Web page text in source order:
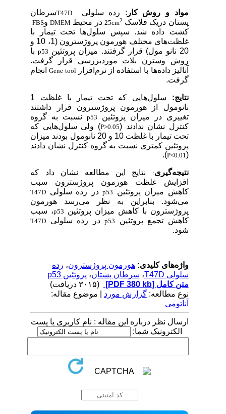
مواد و روش کار: رده سلولیT47Dسرطان
پستان دریک فلاسک 25cm 2 در محیطDMEMو FBS
کشت داده شد. سپس سلول‌ها تحت تیمار با
غلظت‌های مختلف هورمون پروژسترون (1، 10 و
20 نانو مول) قرار گرفتند. میزان پروتئین
p53با
روش وسترن بلات موردبررسی قرار گرفت.
آنالیز داده‌ها با استفاده از نرم‌افزار Gene toolانجام
گرفت.
نتایج:
سلول‌هایی که تحت تیمار با غلظت 1
نانومول از هورمون پروژسترون قرار داشتند
تغییری در میزان پروتئینp53نسبت به گروه
کنترل نشان ندادند ( P>0.05) ولی سلول‌هایی که
تحت تیمار با غلظت 10 و 20 نانومول بودند میزان
پروتئین کمتری نسبت به گروه کنترل نشان دادند
P<0.01
).
نتیجه‌گیری:نتایج این مطالعه نشان داد که
افزایش غلظت هورمون پروژسترون سبب
کاهش میزان پروتئینp53در رده سلولی T47D
می‌شود. بنابراین به نظر می‌رسد هورمون
پروژسترون با کاهش میزان پروتئینp53، سبب
کاهش تجمع پروتئینp53در رده سلولی T47D
شود.
واژه‌های کلیدی:هورمون پروژسترون،رده
سلولی T47D
،سرطان پستان،پروتئین p53
متن کامل[PDF 380 kb]
نوع مطالعه:گزارش مورد | موضوع مقاله:
آناتومی
ارسال نظر درباره این مقاله : نام کاربری یا پست
الکترونیک شما: